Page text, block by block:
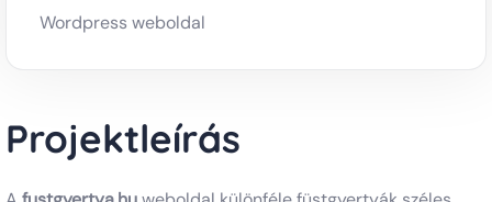
Wordpress weboldal
Projektleírás